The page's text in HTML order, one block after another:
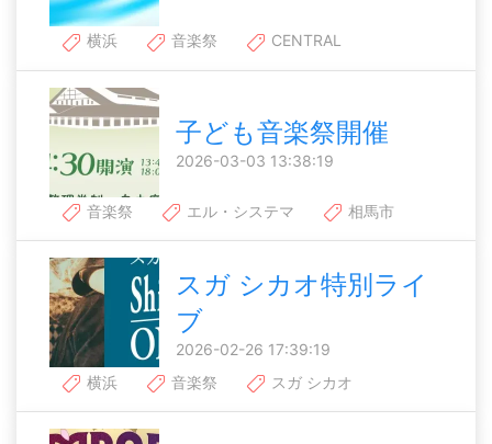
横浜 音楽祭 CENTRAL
子ども音楽祭開催
2026-03-03 13:38:19
音楽祭 エル・システマ 相馬市
スガ シカオ特別ライ
ブ
2026-02-26 17:39:19
横浜
音楽祭 スガ シカオ